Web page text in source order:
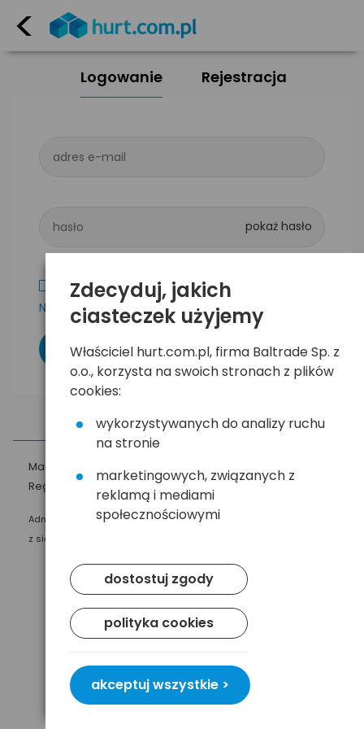
<
Logowanie Rejestracja
adres e-mail
hasło
Zapamiętaj mnie
Nie pamiętam hasła
Masz pytania?
Regulamin
Polityka prywatności
Administratorem Twoich danych osobowych jest Baltrade sp. z o.o.
z siedzibą w Gdańsku przy ul. Geodetów 24, 80-298 Gdańsk.
Zdecyduj, jakich
ciasteczek użyjemy
Właściciel hurt.com.pl, firma Baltrade Sp. z
o.o., korzysta na swoich stronach z plików
cookies:
wykorzystywanych do analizy ruchu
na stronie
marketingowych, związanych z
reklamą i mediami
społecznościowymi
dostostuj zgody
polityka cookies
akceptuj wszystkie >